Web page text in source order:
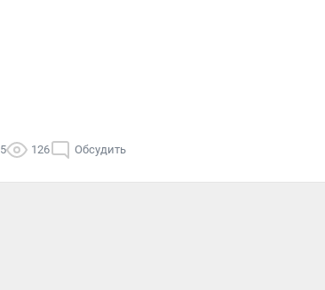
126 Обсудить